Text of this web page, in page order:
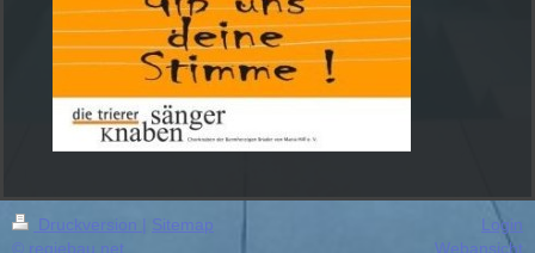
Druckversion | Sitemap
© regiebau.net
Login
Webansicht